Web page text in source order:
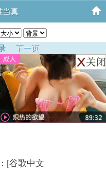
当真
下一页
[谷歌中文